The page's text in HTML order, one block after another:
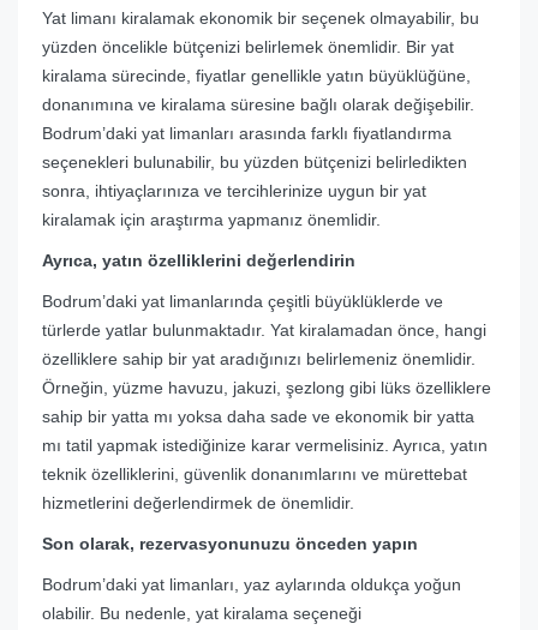
Yat limanı kiralamak ekonomik bir seçenek olmayabilir, bu
yüzden öncelikle bütçenizi belirlemek önemlidir. Bir yat
kiralama sürecinde, fiyatlar genellikle yatın büyüklüğüne,
donanımına ve kiralama süresine bağlı olarak değişebilir.
Bodrum’daki yat limanları arasında farklı fiyatlandırma
seçenekleri bulunabilir, bu yüzden bütçenizi belirledikten
sonra, ihtiyaçlarınıza ve tercihlerinize uygun bir yat
kiralamak için araştırma yapmanız önemlidir.
Ayrıca, yatın özelliklerini değerlendirin
Bodrum’daki yat limanlarında çeşitli büyüklüklerde ve
türlerde yatlar bulunmaktadır. Yat kiralamadan önce, hangi
özelliklere sahip bir yat aradığınızı belirlemeniz önemlidir.
Örneğin, yüzme havuzu, jakuzi, şezlong gibi lüks özelliklere
sahip bir yatta mı yoksa daha sade ve ekonomik bir yatta
mı tatil yapmak istediğinize karar vermelisiniz. Ayrıca, yatın
teknik özelliklerini, güvenlik donanımlarını ve mürettebat
hizmetlerini değerlendirmek de önemlidir.
Son olarak, rezervasyonunuzu önceden yapın
Bodrum’daki yat limanları, yaz aylarında oldukça yoğun
olabilir. Bu nedenle, yat kiralama seçeneği